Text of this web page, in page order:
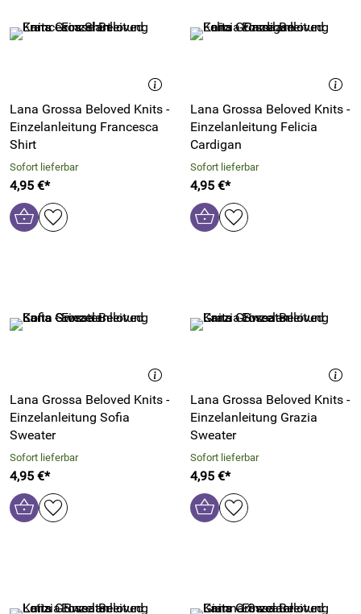
Lana Grossa Beloved Knits -
Einzelanleitung Francesca
Shirt
Sofort lieferbar
4,95 €*
Lana Grossa Beloved Knits -
Einzelanleitung Felicia
Cardigan
Sofort lieferbar
4,95 €*
Lana Grossa Beloved Knits -
Einzelanleitung Sofia
Sweater
Sofort lieferbar
4,95 €*
Lana Grossa Beloved Knits -
Einzelanleitung Grazia
Sweater
Sofort lieferbar
4,95 €*